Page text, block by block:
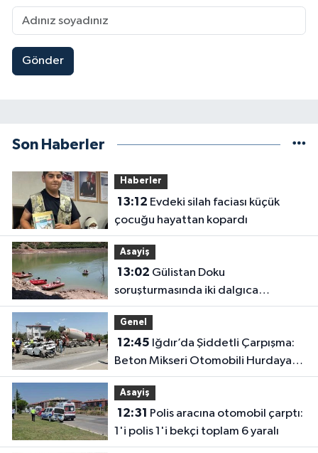
Gönder
Son Haberler
Haberler
13:12
çocuğu hayattan kopardı
Asayiş
13:02
soruşturmasında iki dalgıca
tutuklama
Genel
12:45
Beton Mikseri Otomobili Hurdaya
Çevirdi (4 Yaralı)
Asayiş
12:31
1'i polis 1'i bekçi toplam 6 yaralı